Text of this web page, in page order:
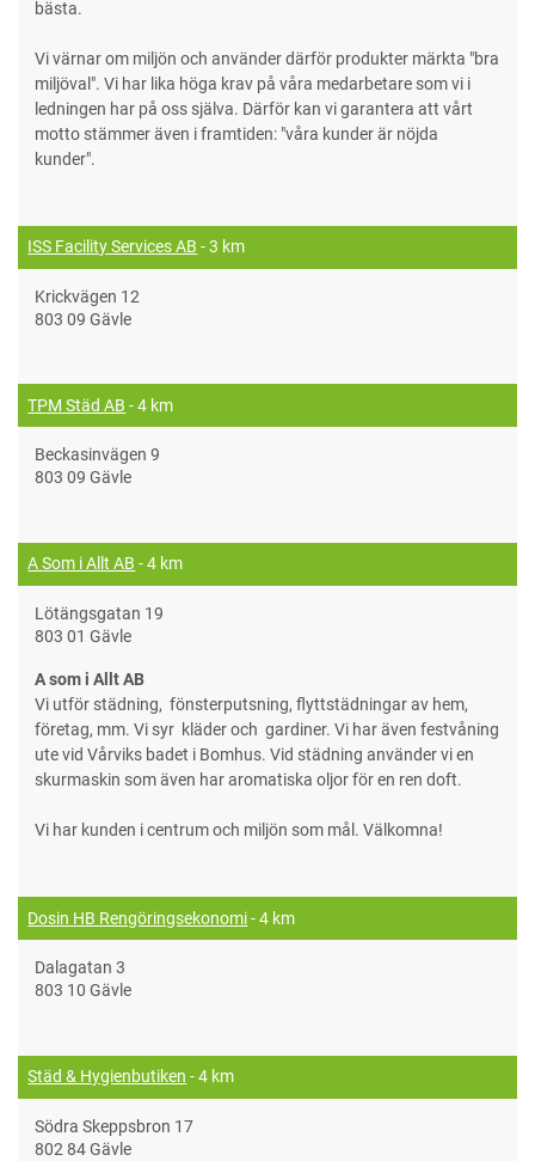
bästa.
Vi värnar om miljön och använder därför produkter märkta "bra
miljöval". Vi har lika höga krav på våra medarbetare som vi i
ledningen har på oss själva. Därför kan vi garantera att vårt
motto stämmer även i framtiden: "våra kunder är nöjda
kunder".
ISS Facility Services AB - 3 km
Krickvägen 12
803 09 Gävle
TPM Städ AB - 4 km
Beckasinvägen 9
803 09 Gävle
A Som i Allt AB - 4 km
Lötängsgatan 19
803 01 Gävle
A som i Allt AB
Vi utför städning, fönsterputsning, flyttstädningar av hem,
företag, mm. Vi syr kläder och gardiner. Vi har även festvåning
ute vid Vårviks badet i Bomhus. Vid städning använder vi en
skurmaskin som även har aromatiska oljor för en ren doft.
Vi har kunden i centrum och miljön som mål. Välkomna!
Dosin HB Rengöringsekonomi- 4 km
Dalagatan 3
803 10 Gävle
Städ & Hygienbutiken - 4 km
Södra Skeppsbron 17
802 84 Gävle